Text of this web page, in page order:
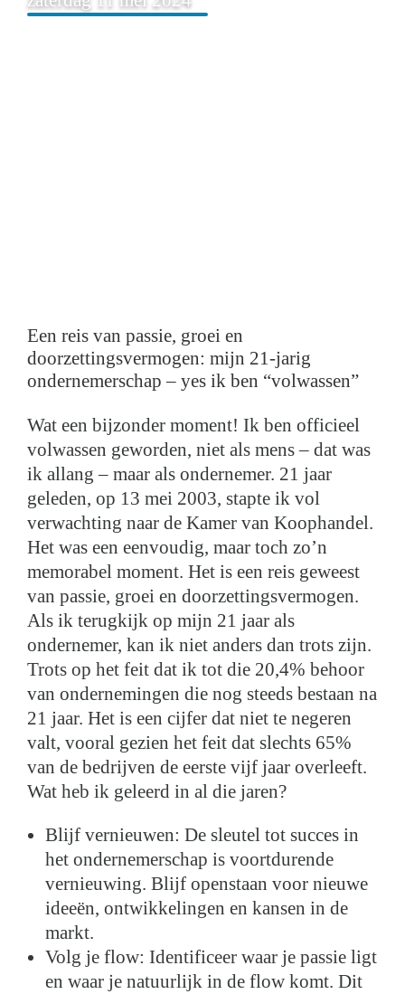
Een reis van passie, groei en
doorzettingsvermogen: mijn 21-jarig
ondernemerschap – yes ik ben “volwassen”
Wat een bijzonder moment! Ik ben officieel
volwassen geworden, niet als mens – dat was
ik allang – maar als ondernemer. 21 jaar
geleden, op 13 mei 2003, stapte ik vol
verwachting naar de Kamer van Koophandel.
Het was een eenvoudig, maar toch zo’n
memorabel moment. Het is een reis geweest
van passie, groei en doorzettingsvermogen.
Als ik terugkijk op mijn 21 jaar als
ondernemer, kan ik niet anders dan trots zijn.
Trots op het feit dat ik tot die 20,4% behoor
van ondernemingen die nog steeds bestaan na
21 jaar. Het is een cijfer dat niet te negeren
valt, vooral gezien het feit dat slechts 65%
van de bedrijven de eerste vijf jaar overleeft.
Wat heb ik geleerd in al die jaren?
Blijf vernieuwen: De sleutel tot succes in
het ondernemerschap is voortdurende
vernieuwing. Blijf openstaan voor nieuwe
ideeën, ontwikkelingen en kansen in de
markt.
Volg je flow: Identificeer waar je passie ligt
en waar je natuurlijk in de flow komt. Dit